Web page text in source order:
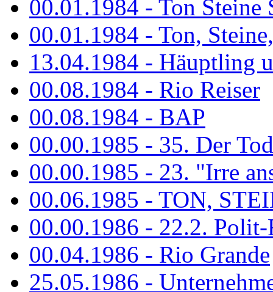
00.01.1984 - Ton Steine
00.01.1984 - Ton,
13.04.1984 - Häuptling
00.08.1984 - Rio Reiser
00.08.1984 - BAP
00.00.1985 - 35. Der
00.00.1985 - 23. "Irre
00.06.1985 - TON,
00.00.1986 - 22.2.
00.04.1986 - Rio Grande
25.05.1986 -